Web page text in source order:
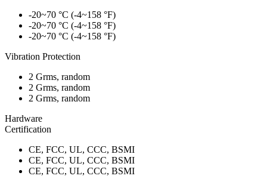
-20~70 °C (-4~158 °F)
-20~70 °C (-4~158 °F)
-20~70 °C (-4~158 °F)
Vibration Protection
2 Grms, random
2 Grms, random
2 Grms, random
Hardware
Certification
CE, FCC, UL, CCC, BSMI
CE, FCC, UL, CCC, BSMI
CE, FCC, UL, CCC, BSMI